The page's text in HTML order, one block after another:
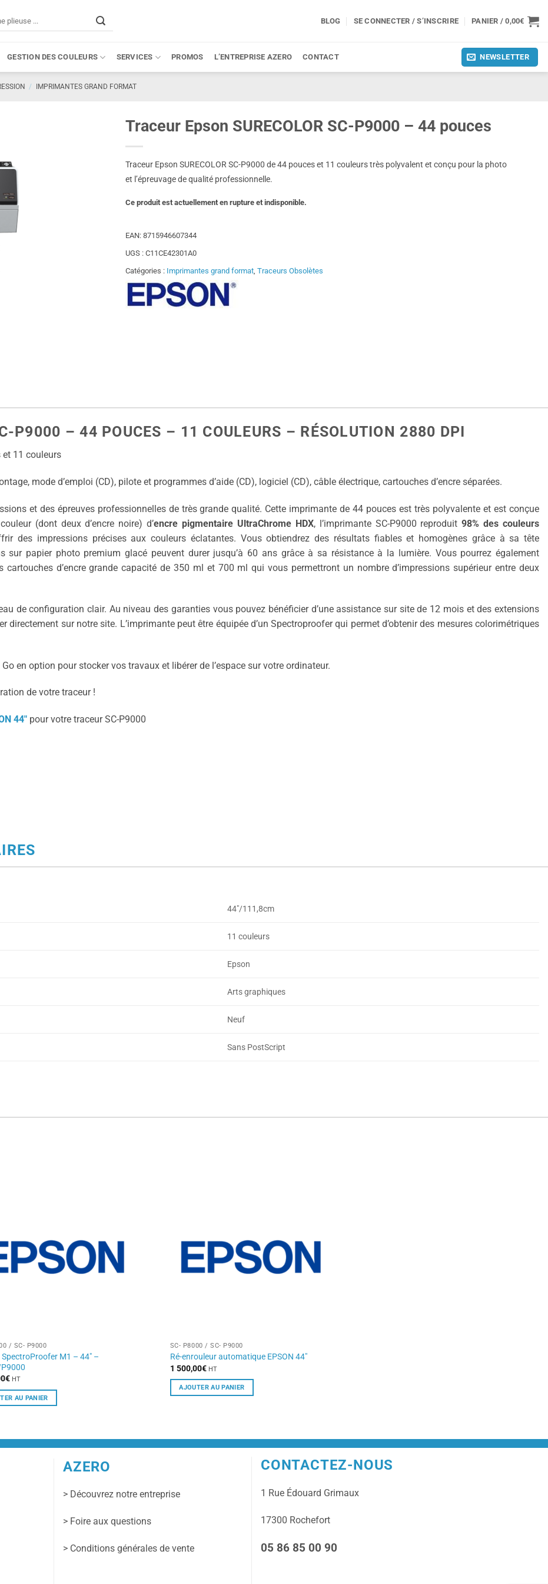
BLOG SE CONNECTER / S’INSCRIRE PANIER /0,00€
GESTION DES COULEURS SERVICES PROMOS L’ENTREPRISE AZERO CONTACT NEWSLETTER
/ IMPRIMANTES GRAND FORMAT
Traceur Epson SURECOLOR SC-P9000 – 44 pouces
Traceur Epson SURECOLOR SC-P9000 de 44 pouces et 11 couleurs très polyvalent et conçu pour la photo
et l’épreuvage de qualité professionnelle.
Ce produit est actuellement en rupture et indisponible.
EAN:8715946607344
UGS :C11CE42301A0
Catégories : Imprimantes grand format,Traceurs Obsolètes
P9000 – 44 POUCES – 11 COULEURS – RÉSOLUTION 2880 DPI
et 11 couleurs
mode d’emploi (CD), pilote et programmes d’aide (CD), logiciel (CD), câble électrique, cartouches d’encre séparées.
et des épreuves professionnelles de très grande qualité. Cette imprimante de 44 pouces est très polyvalente et est conçue
(dont deux d’encre noire) d’encre pigmentaire UltraChrome HDX, l’imprimante SC-P9000 reproduit98% des couleurs
des impressions précises aux couleurs éclatantes. Vous obtiendrez des résultats fiables et homogènes grâce à sa tête
sur papier photo premium glacé peuvent durer jusqu’à 60 ans grâce à sa résistance à la lumière. Vous pourrez également
d’encre grande capacité de 350 ml et 700 ml qui vous permettront un nombre d’impressions supérieur entre deux
de configuration clair. Au niveau des garanties vous pouvez bénéficier d’une assistance sur site de 12 mois et des extensions
sur notre site. L’imprimante peut être équipée d’un Spectroproofer qui permet d’obtenir des mesures colorimétriques
en option pour stocker vos travaux et libérer de l’espace sur votre ordinateur.
de votre traceur !
44″ pour votre traceur SC-P9000
44"/111,8cm
11 couleurs
Epson
Arts graphiques
Neuf
Sans PostScript
/ SC- P9000
SpectroProofer M1 – 44″ –
€ HT
AU PANIER
SC- P8000 / SC- P9000
Ré-enrouleur automatique EPSON 44″
1 500,00€ HT
AJOUTER AU PANIER
AZERO
> Découvrez notre entreprise
> Foire aux questions
> Conditions générales de vente
CONTACTEZ-NOUS
1 Rue Édouard Grimaux
17300 Rochefort
05 86 85 00 90